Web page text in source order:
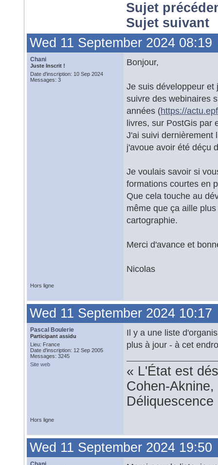
Sujet
Sujet suivant
Wed 11 September 2024 08:19
Chani
Juste Inscrit !
Date d'inscription: 10 Sep 2024
Messages: 3
Bonjour,
Je suis développeur et
suivre des webinaires
années (https://
livres, sur PostGis par
J'ai suivi dernièrement
j'avoue avoir été déçu
Je voulais savoir si
formations courtes en
Que cela touche au
même que ça aille
cartographie.
Merci d'avance et
Nicolas
Hors ligne
Wed 11 September 2024 10:17
Pascal Boulerie
Participant assidu
Lieu: France
Date d'inscription: 12 Sep 2005
Messages: 3245
Site web
Il y a une liste
plus à jour - à cet
« L'État est
Cohen-
Hors ligne
Wed 11 September 2024 19:50